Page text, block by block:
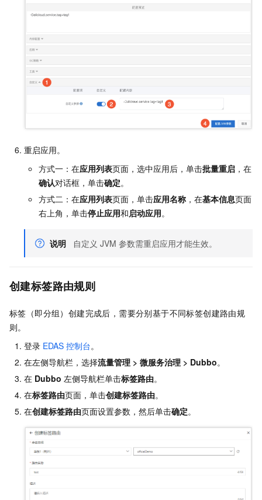
重启应用。
方式一：在应用列表页面，选中应用后，单击批量重启 ，在
确认对话框，单击确定。
方式二：在应用列表页面，单击应用名称 ，在基本信息页面
右上角，单击停止应用和启动应用。
说明 自定义 JVM 参数需重启应用才能生效。
创建标签路由规则
标签（即分组）创建完成后，需要分别基于不同标签创建路由规
则。
登录 EDAS 控制台。
在左侧导航栏，选择流量管理 > 微服务治理 > Dubbo。
在 Dubbo 左侧导航栏单击标签路由。
在标签路由页面，单击创建标签路由。
在创建标签路由页面设置参数，然后单击确定。